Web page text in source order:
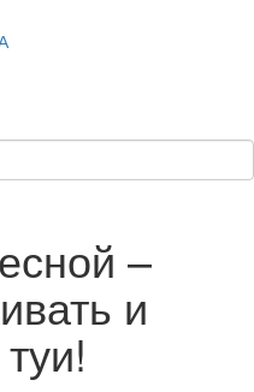
–
и